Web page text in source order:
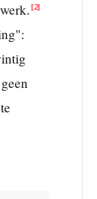
[2]